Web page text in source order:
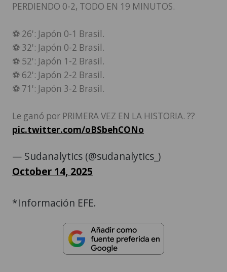
PERDIENDO 0-2, TODO EN 19 MINUTOS.
⚽️ 26': Japón 0-1 Brasil.
⚽️ 32': Japón 0-2 Brasil.
⚽️ 52': Japón 1-2 Brasil.
⚽️ 62': Japón 2-2 Brasil.
⚽️ 71': Japón 3-2 Brasil.
Le ganó por PRIMERA VEZ EN LA HISTORIA. ?‍?
pic.twitter.com/oBSbehCONo
— Sudanalytics (@sudanalytics_)
October 14, 2025
*Información EFE.